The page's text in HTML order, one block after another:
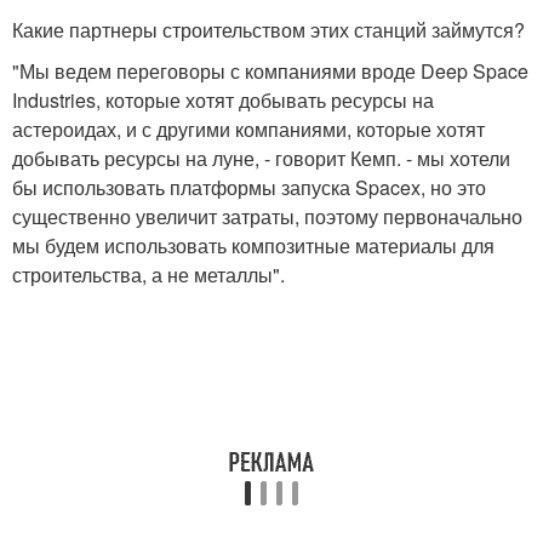
Какие партнеры строительством этих станций займутся?
"Мы ведем переговоры с компаниями вроде Deep Space
Industries, которые хотят добывать ресурсы на
астероидах, и с другими компаниями, которые хотят
добывать ресурсы на луне, - говорит Кемп. - мы хотели
бы использовать платформы запуска Spacex, но это
существенно увеличит затраты, поэтому первоначально
мы будем использовать композитные материалы для
строительства, а не металлы".